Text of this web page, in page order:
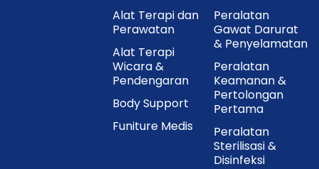
Alat Terapi dan
Perawatan
Alat Terapi
Wicara &
Pendengaran
Body Support
Funiture Medis
Peralatan
Gawat Darurat
& Penyelamatan
Peralatan
Keamanan &
Pertolongan
Pertama
Peralatan
Sterilisasi &
Disinfeksi